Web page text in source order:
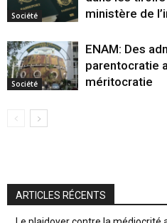
Société
ministère de
Société
ENAM: Des
parentocratie
méritocratie
ARTICLES RÉCENTS